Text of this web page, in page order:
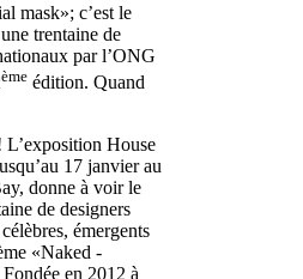
mask»; c’est le
trentaine de
par l’ONG
ème édition. Quand
L’exposition House
17 janvier au
donne à voir le
de designers
émergents
«Naked -
en 2012 à